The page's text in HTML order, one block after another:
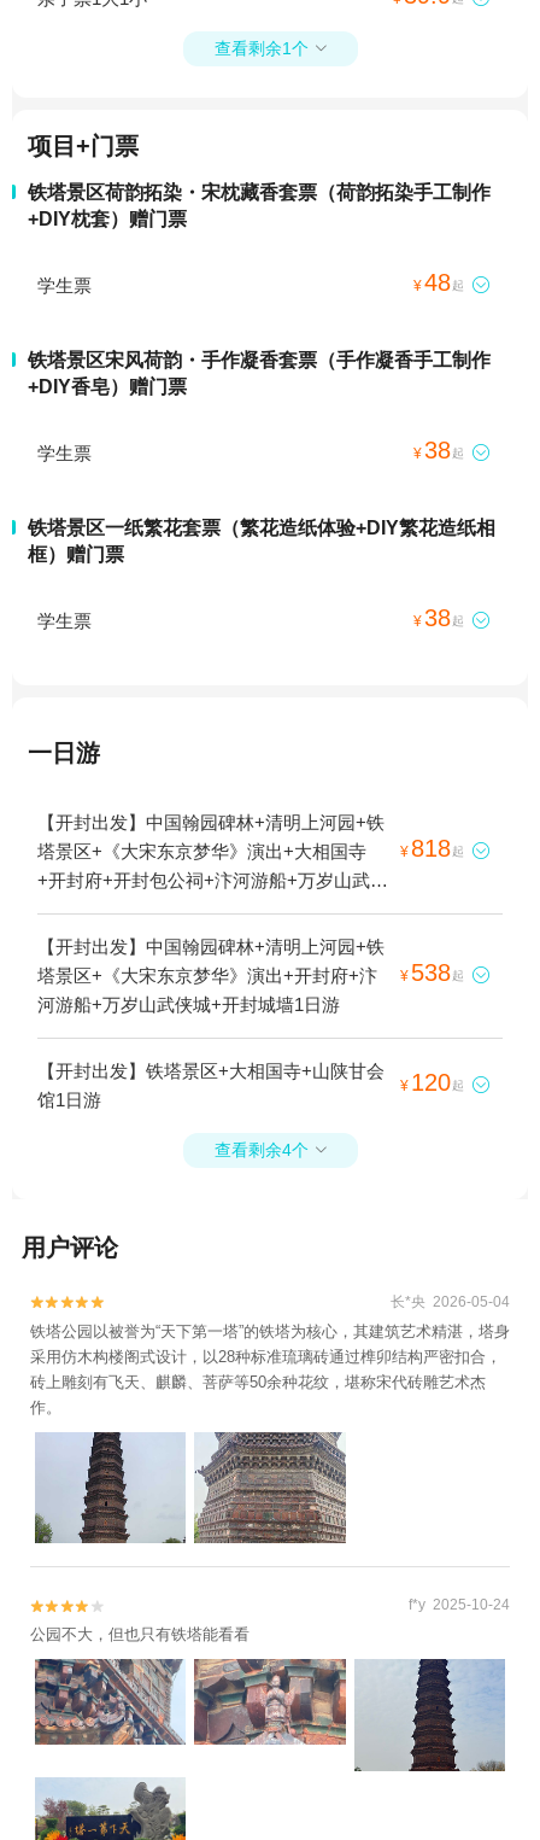
查看剩余1个 
项目+门票
铁塔景区荷韵拓染・宋枕藏香套票（荷韵拓染手工制作
+DIY枕套）赠门票
学生票 ¥48起 
铁塔景区宋风荷韵・手作凝香套票（手作凝香手工制作
+DIY香皂）赠门票
学生票 ¥38起 
铁塔景区一纸繁花套票（繁花造纸体验+DIY繁花造纸相
框）赠门票
学生票 ¥38起 
一日游
【开封出发】中国翰园碑林+清明上河园+铁
塔景区+《大宋东京梦华》演出+大相国寺
+开封府+开封包公祠+汴河游船+万岁山武侠
城+开封城墙1日游
¥ 818起 
【开封出发】中国翰园碑林+清明上河园+铁
塔景区+《大宋东京梦华》演出+开封府+汴
河游船+万岁山武侠城+开封城墙1日游
¥ 538起 
【开封出发】铁塔景区+大相国寺+山陕甘会
馆1日游
¥ 120起 
查看剩余4个 
用户评论

 长*央 2026-05-04
铁塔公园以被誉为“天下第一塔”的铁塔为核心，其建筑艺术精湛，塔身
采用仿木构楼阁式设计，以28种标准琉璃砖通过榫卯结构严密扣合，
砖上雕刻有飞天、麒麟、菩萨等50余种花纹，堪称宋代砖雕艺术杰
作。

 f*y 2025-10-24
公园不大，但也只有铁塔能看看